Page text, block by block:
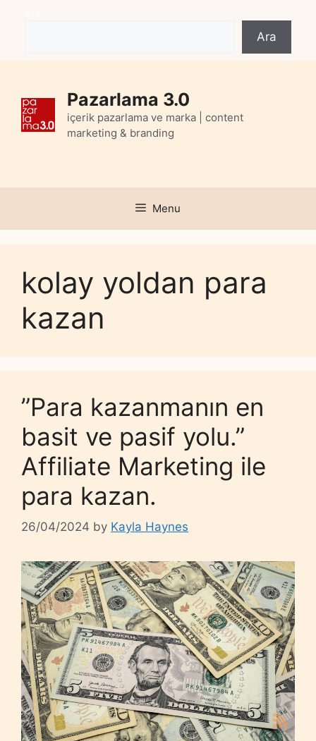
Ara
Pazarlama 3.0
içerik pazarlama ve marka | content
marketing & branding
Menu
kolay yoldan para
kazan
”Para kazanmanın en
basit ve pasif yolu.”
Affiliate Marketing ile
para kazan.
26/04/2024 by Kayla Haynes